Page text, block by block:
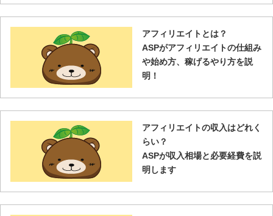
アフィリエイトとは？
ASPがアフィリエイトの仕組み
や始め方、稼げるやり方を説
明！
アフィリエイトの収入はどれく
らい？
ASPが収入相場と必要経費を説
明します